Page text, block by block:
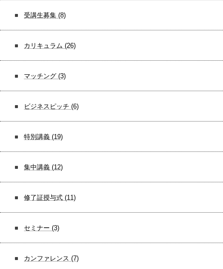
受講生募集 (8)
カリキュラム (26)
マッチング (3)
ビジネスピッチ (6)
特別講義 (19)
集中講義 (12)
修了証授与式 (11)
セミナー (3)
カンファレンス (7)